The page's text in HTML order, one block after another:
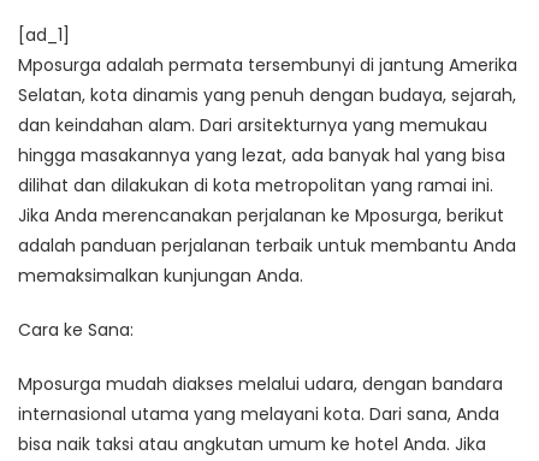
[ad_1]
Mposurga adalah permata tersembunyi di jantung Amerika
Selatan, kota dinamis yang penuh dengan budaya, sejarah,
dan keindahan alam. Dari arsitekturnya yang memukau
hingga masakannya yang lezat, ada banyak hal yang bisa
dilihat dan dilakukan di kota metropolitan yang ramai ini.
Jika Anda merencanakan perjalanan ke Mposurga, berikut
adalah panduan perjalanan terbaik untuk membantu Anda
memaksimalkan kunjungan Anda.
Cara ke Sana:
Mposurga mudah diakses melalui udara, dengan bandara
internasional utama yang melayani kota. Dari sana, Anda
bisa naik taksi atau angkutan umum ke hotel Anda. Jika